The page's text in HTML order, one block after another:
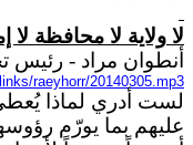
لا ولاية لا محافظة لا
أنطوان مراد - رئيس
raeyhorr/20140305.mp3
لست أدري لماذا يُعطى
عليهم بما يورّم